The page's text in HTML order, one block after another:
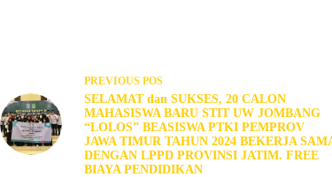
PREVIOUS POS
SELAMAT dan SUKSES, 20 CALON
MAHASISWA BARU STIT UW JOMBANG
“LOLOS” BEASISWA PTKI PEMPROV
JAWA TIMUR TAHUN 2024 BEKERJA
DENGAN LPPD PROVINSI JATIM. FREE
BIAYA PENDIDIKAN